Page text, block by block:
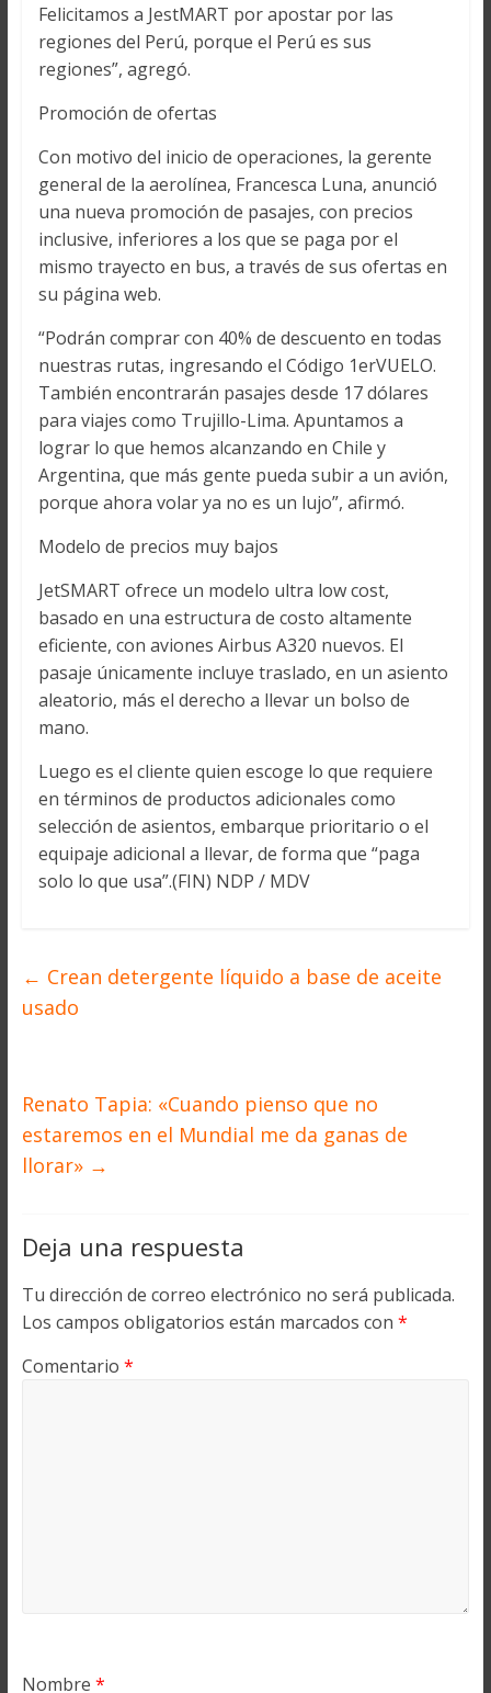
Felicitamos a JestMART por apostar por las
regiones del Perú, porque el Perú es sus
regiones”, agregó.
Promoción de ofertas
Con motivo del inicio de operaciones, la gerente
general de la aerolínea, Francesca Luna, anunció
una nueva promoción de pasajes, con precios
inclusive, inferiores a los que se paga por el
mismo trayecto en bus, a través de sus ofertas en
su página web.
“Podrán comprar con 40% de descuento en todas
nuestras rutas, ingresando el Código 1erVUELO.
También encontrarán pasajes desde 17 dólares
para viajes como Trujillo-Lima. Apuntamos a
lograr lo que hemos alcanzando en Chile y
Argentina, que más gente pueda subir a un avión,
porque ahora volar ya no es un lujo”, afirmó.
Modelo de precios muy bajos
JetSMART ofrece un modelo ultra low cost,
basado en una estructura de costo altamente
eficiente, con aviones Airbus A320 nuevos. El
pasaje únicamente incluye traslado, en un asiento
aleatorio, más el derecho a llevar un bolso de
mano.
Luego es el cliente quien escoge lo que requiere
en términos de productos adicionales como
selección de asientos, embarque prioritario o el
equipaje adicional a llevar, de forma que “paga
solo lo que usa”.(FIN) NDP / MDV
← Crean detergente líquido a base de aceite
usado
Renato Tapia: «Cuando pienso que no
estaremos en el Mundial me da ganas de
llorar» →
Deja una respuesta
Tu dirección de correo electrónico no será publicada.
Los campos obligatorios están marcados con *
Comentario *
Nombre *